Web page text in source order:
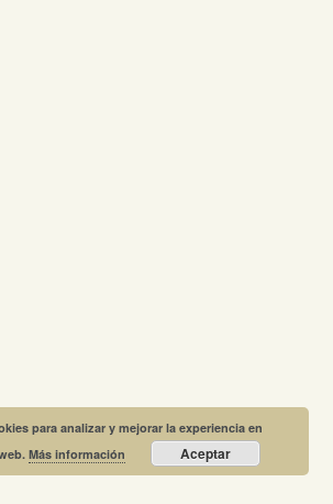
para analizar y mejorar la experiencia en
Más información Aceptar